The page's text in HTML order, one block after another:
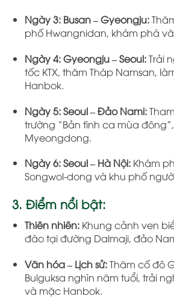
Ngày 3: Busan – Gyeongju:
phố Hwangnidan, khám phá
Ngày 4:Gyeongju – Seoul:Trải
tốc KTX, thăm Tháp Namsan,
Hanbok.
Ngày 5:Seoul – Đảo Nami:
trường “Bản tình ca mùa
Myeongdong.
Ngày 6:Seoul – Hà Nội:Khám
Songwol-dong và khu phố
3. Điểm nổi bật:
Thiên nhiên:Khung cảnh ven
đào tại đường Dalmaji, đảo
Văn hóa – Lịch sử:Thăm cố đô
Bulguksa nghìn năm tuổi, trải
và mặc Hanbok.